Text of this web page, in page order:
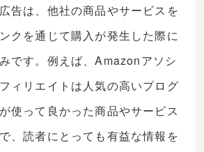
告は、他社の商品やサービスを
クを通じて購入が発生した際に
です。例えば、Amazonアソシ
ィリエイトは人気の高いプログ
使って良かった商品やサービス
、読者にとっても有益な情報を